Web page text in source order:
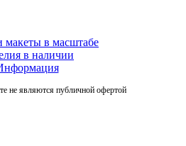
макеты в масштабе
в наличии
не являются публичной офертой